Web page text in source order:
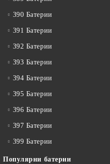
390 Батерии
391 Батерии
392 Батерии
393 Батерии
394 Батерии
395 Батерии
396 Батерии
397 Батерии
399 Батерии
Популярни батерии